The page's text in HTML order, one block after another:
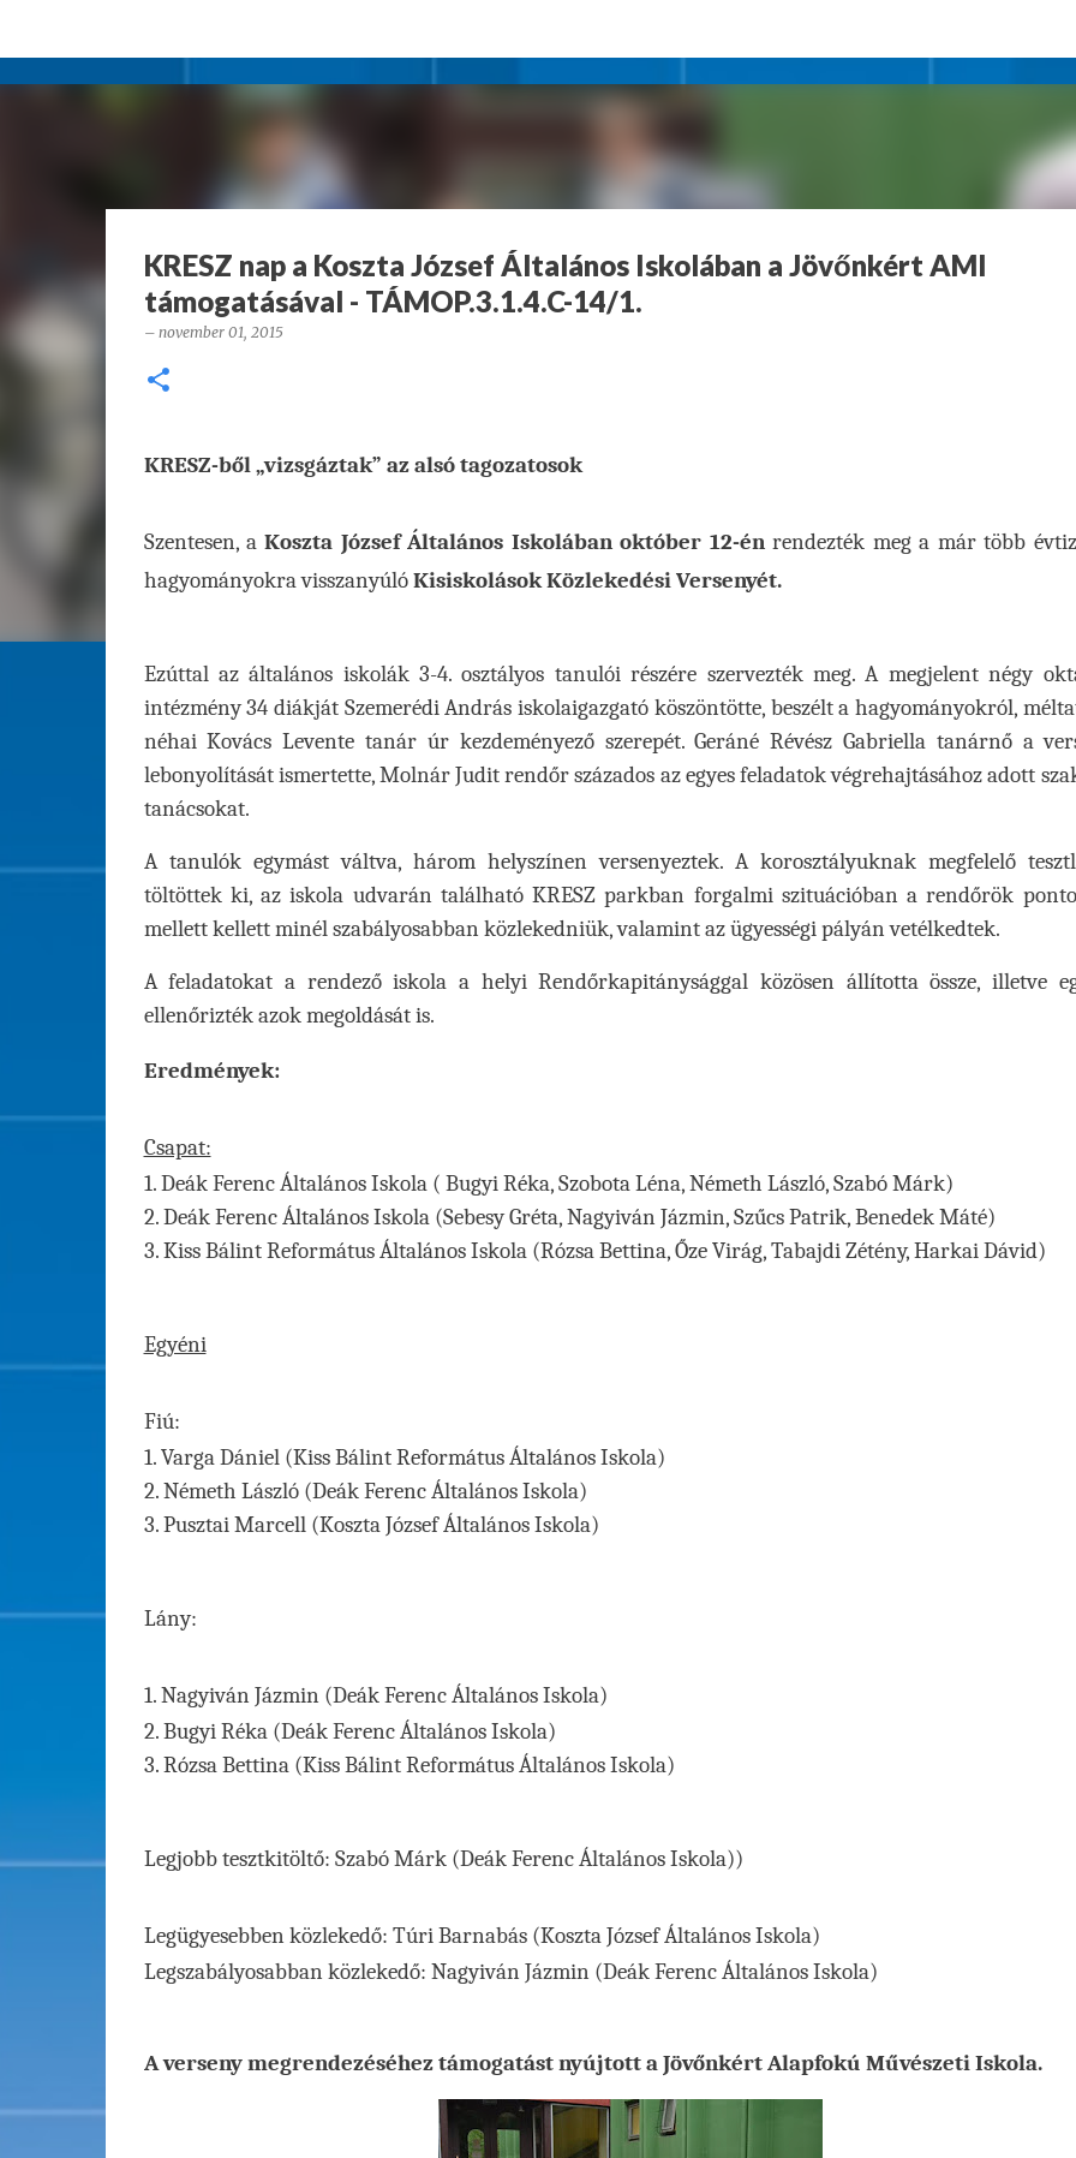
KRESZ nap a Koszta József Általános Iskolában a Jövőnkért AMI
támogatásával - TÁMOP.3.1.4.C-14/1.
– november 01, 2015
KRESZ-ből „vizsgáztak” az alsó tagozatosok
Szentesen, aKoszta József Általános Iskolában október 12-énrendezték meg a már több
hagyományokra visszanyúlóKisiskolások Közlekedési Versenyét.
Ezúttal az általános iskolák 3-4. osztályos tanulói részére szervezték meg. A megjelent négy
intézmény 34 diákját Szemerédi András iskolaigazgató köszöntötte, beszélt a hagyományokról,
néhai Kovács Levente tanár úr kezdeményező szerepét. Geráné Révész Gabriella tanárnő a
lebonyolítását ismertette, Molnár Judit rendőr százados az egyes feladatok végrehajtásához adott
tanácsokat.
A tanulók egymást váltva, három helyszínen versenyeztek. A korosztályuknak megfelelő
töltöttek ki, az iskola udvarán található KRESZ parkban forgalmi szituációban a rendőrök
mellett kellett minél szabályosabban közlekedniük, valamint az ügyességi pályán vetélkedtek.
A feladatokat a rendező iskola a helyi Rendőrkapitánysággal közösen állította össze, illetve
ellenőrizték azok megoldását is.
Eredmények:
Csapat:
1. Deák Ferenc Általános Iskola ( Bugyi Réka, Szobota Léna, Németh László, Szabó Márk)
2. Deák Ferenc Általános Iskola (Sebesy Gréta, Nagyiván Jázmin, Szűcs Patrik, Benedek Máté)
3. Kiss Bálint Református Általános Iskola (Rózsa Bettina, Őze Virág, Tabajdi Zétény, Harkai Dávid)
Egyéni
Fiú:
1. Varga Dániel (Kiss Bálint Református Általános Iskola)
2. Németh László (Deák Ferenc Általános Iskola)
3. Pusztai Marcell (Koszta József Általános Iskola)
Lány:
1. Nagyiván Jázmin (Deák Ferenc Általános Iskola)
2. Bugyi Réka (Deák Ferenc Általános Iskola)
3. Rózsa Bettina (Kiss Bálint Református Általános Iskola)
Legjobb tesztkitöltő: Szabó Márk (Deák Ferenc Általános Iskola))
Legügyesebben közlekedő: Túri Barnabás (Koszta József Általános Iskola)
Legszabályosabban közlekedő: Nagyiván Jázmin (Deák Ferenc Általános Iskola)
A verseny megrendezéséhez támogatást nyújtott a Jövőnkért Alapfokú Művészeti Iskola.